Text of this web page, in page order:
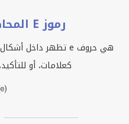
رموز E المحاطة والموضحة
هي حروف eتظهر داخل أشكال
كعلامات، أو